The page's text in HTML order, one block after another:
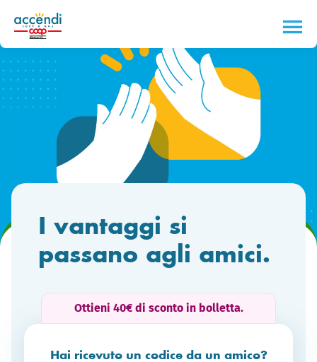
I vantaggi si
passano agli amici.
Hai ricevuto un codice da un amico?
Ottieni 40€ di sconto in bolletta.